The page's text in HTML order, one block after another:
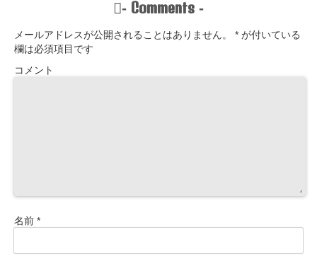
- Comments -
メールアドレスが公開されることはありません。 * が付いている
欄は必須項目です
コメント
名前 *